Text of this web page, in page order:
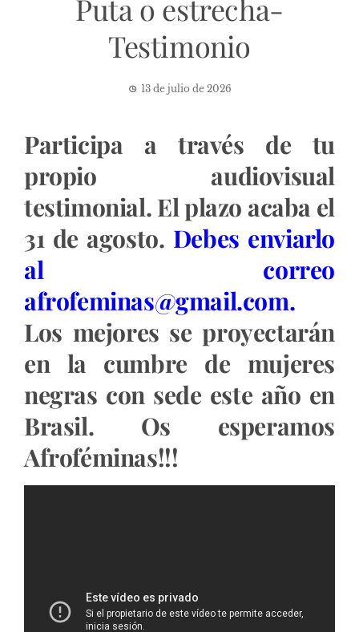
Puta o estrecha-
Testimonio
13 de julio de 2026
Participa a través de tu
propio audiovisual
testimonial. El plazo acaba el
31 de agosto. Debes enviarlo
al correo
afrofeminas@gmail.com.
Los mejores se proyectarán
en la cumbre de mujeres
negras con sede este año en
Brasil. Os esperamos
Afroféminas!!!